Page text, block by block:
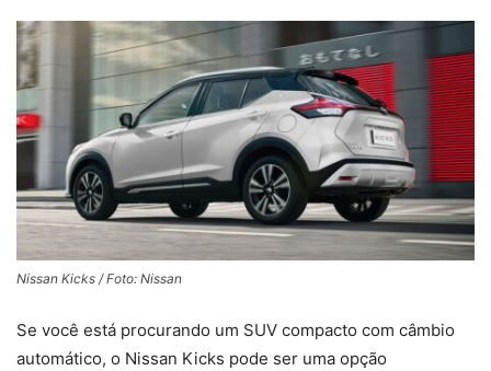
Nissan Kicks / Foto: Nissan
Se você está procurando um SUV compacto com câmbio
automático, o Nissan Kicks pode ser uma opção